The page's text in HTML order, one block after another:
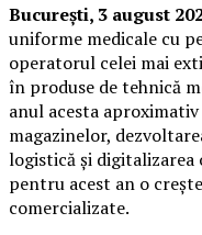
București, 3 august
uniforme medicale cu
operatorul celei mai
în produse de tehnică
anul acesta
magazinelor,
logistică și digitalizarea
pentru acest an o
comercializate.